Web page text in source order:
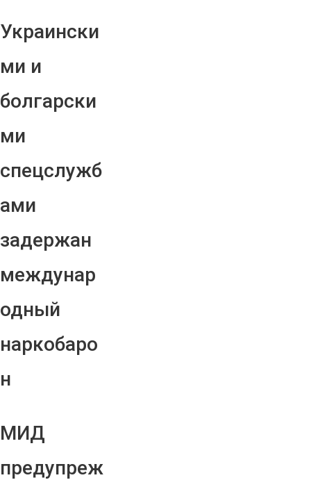
Украински
ми и
болгарски
ми
спецслужб
ами
задержан
междунар
одный
наркобаро
н
МИД
предупреж